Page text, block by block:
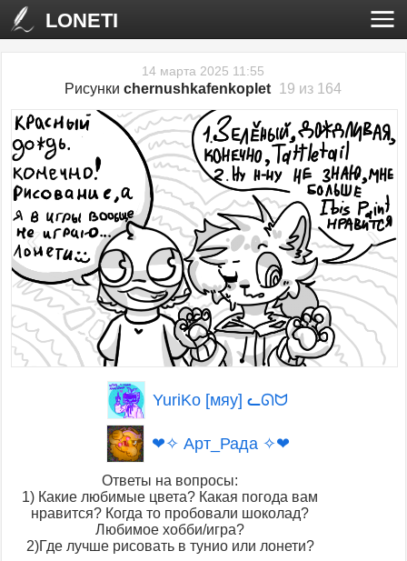
LONETI
14 марта 2025 11:55
Рисункиchernushkafenkoplet 19 из 164
‹ ›
YuriKo [мяу] ᓚᘏᗢ
❤✧ Арт_Рада ✧❤
Ответы на вопросы:
1) Какие любимые цвета? Какая погода вам
нравится? Когда то пробовали шоколад?
Любимое хобби/игра?
2)Где лучше рисовать в тунио или лонети?